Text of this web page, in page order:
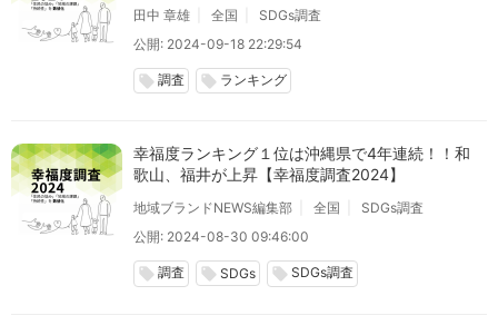
田中 章雄 全国
SDGs調査
公開: 2024-09-18 22:29:54
local_offer 調査 local_offer ランキング
幸福度ランキング１位は沖縄県で4年連続！！和
歌山、福井が上昇【幸福度調査2024】
地域ブランドNEWS編集部 全国
SDGs調査
公開: 2024-08-30 09:46:00
local_offer 調査 local_offer SDGs local_offer SDGs調査